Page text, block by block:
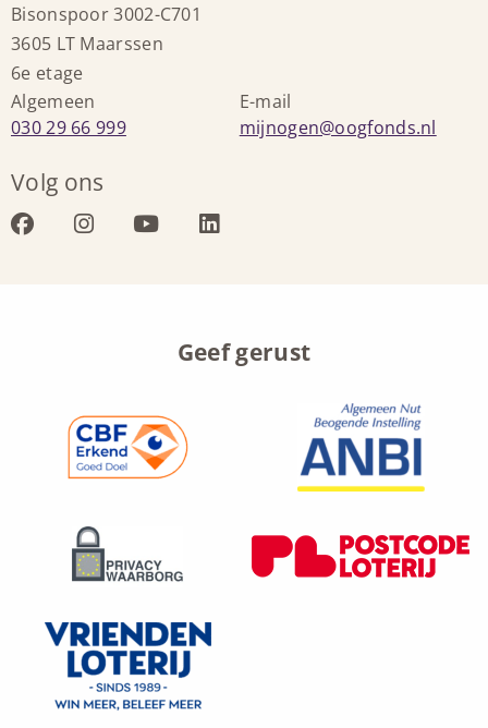
Bisonspoor 3002-C701
3605 LT Maarssen
6e etage
Algemeen
Bel:
030 29 66 999
E-mail
Stuur
mijnogen@oogfonds.nl
Volg ons
BezoekBezoekBezoekBezoek
Geef gerust